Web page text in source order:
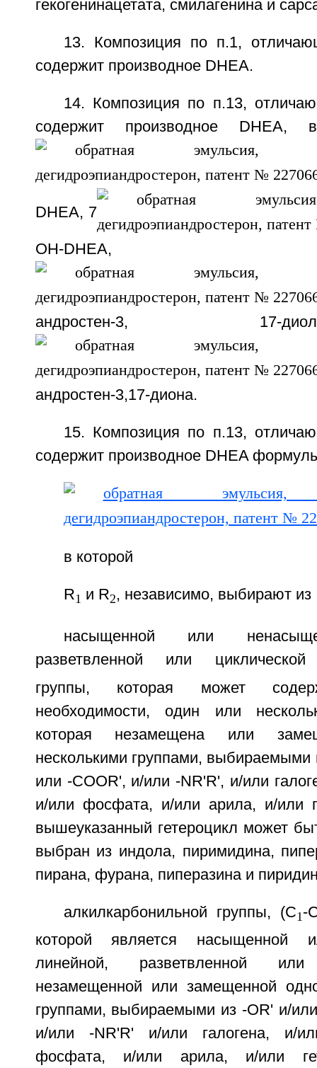
гекогенинацетата, смилагенина и
13. Композиция по п.1,
содержит производное DHEA.
14. Композиция по п.13,
содержит производное DHEA,
DHEA, 7
OH-DHEA, 7-
андростен-3,
андростен-3,17-диона.
15. Композиция по п.13,
содержит производное DHEA
в которой
R1 и R2, независимо, выбирают из
насыщенной или
разветвленной или
группы, которая может
необходимости, один или
которая незамещена или
несколькими группами, выбираемыми
или -COOR', и/или -NR'R', и/или
и/или фосфата, и/или арила, и/или
вышеуказанный гетероцикл может
выбран из индола, пиримидина,
пирана, фурана, пиперазина и
алкилкарбонильной группы, (С1 -
которой является насыщенной
линейной, разветвленной
незамещенной или замещенной
группами, выбираемыми из -OR' и/
и/или -NR'R' и/или галогена, и/
фосфата, и/или арила, и/или